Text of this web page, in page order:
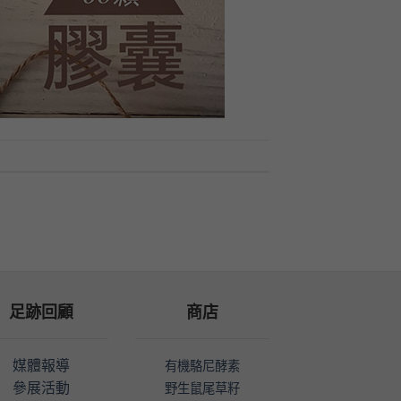
足跡回顧
媒體報導
參展活動
商店
有機駱尼酵素
野生鼠尾草籽